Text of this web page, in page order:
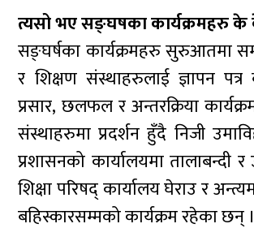
त्यसो भए सङ्घषका कार्यक्रमहरु
सङ्घर्षका कार्यक्रमहरु सुरुआतमा
र शिक्षण संस्थाहरुलाई ज्ञापन पत्र
प्रसार, छलफल र अन्तरक्रिया
संस्थाहरुमा प्रदर्शन हुँदै निजी
प्रशासनको कार्यालयमा तालाबन्दी
शिक्षा परिषद् कार्यालय घेराउ र
बहिस्कारसम्मको कार्यक्रम रहेका छन् ।